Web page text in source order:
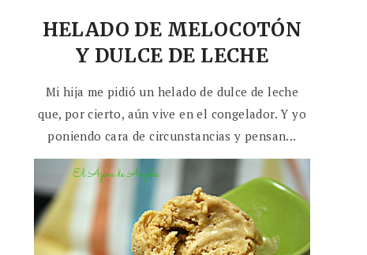
HELADO DE MELOCOTÓN
Y DULCE DE LECHE
Mi hija me pidió un helado de dulce de leche
que, por cierto, aún vive en el congelador. Y yo
poniendo cara de circunstancias y pensan...